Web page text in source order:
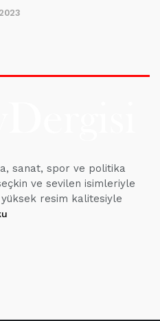
sanat, spor ve politika
ve sevilen isimleriyle
resim kalitesiyle